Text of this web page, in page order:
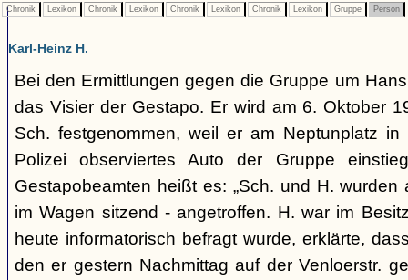
Chronik Lexikon Chronik Lexikon Chronik Lexikon Chronik Lexikon Gruppe Person
Karl-Heinz H.
Bei den Ermittlungen gegen die Gruppe um
das Visier der Gestapo. Er wird am 6. Oktober
Sch. festgenommen, weil er am Neptunplatz
Polizei observiertes Auto der Gruppe
Gestapobeamten heißt es: „Sch. und H.
im Wagen sitzend - angetroffen. H. war im
heute informatorisch befragt wurde, erklärte,
den er gestern Nachmittag auf der Venloerstr.